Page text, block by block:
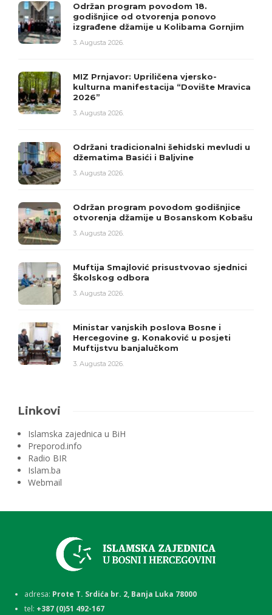
Održan program povodom 18.
godišnjice od otvorenja ponovo
izgrađene džamije u Kolibama Gornjim
3. Augusta 2026.
MIZ Prnjavor: Upriličena vjersko-
kulturna manifestacija “Dovište Mravica
2026”
3. Augusta 2026.
Održani tradicionalni šehidski mevludi u
džematima Basići i Baljvine
3. Augusta 2026.
Održan program povodom godišnjice
otvorenja džamije u Bosanskom Kobašu
3. Augusta 2026.
Muftija Smajlović prisustvovao sjednici
Školskog odbora
3. Augusta 2026.
Ministar vanjskih poslova Bosne i
Hercegovine g. Konaković u posjeti
Muftijstvu banjalučkom
3. Augusta 2026.
Linkovi
Islamska zajednica u BiH
Preporod.info
Radio BIR
Islam.ba
Webmail
adresa: Prote T. Srdića br. 2, Banja Luka 78000
tel: +387 (0)51 492-167